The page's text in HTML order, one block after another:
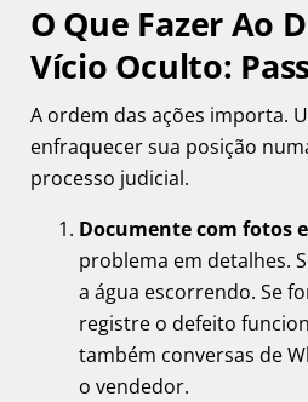
O Que Fazer Ao
Vício Oculto:
A ordem das ações importa.
enfraquecer sua posição
processo judicial.
Documente com fotos
problema em detalhes.
a água escorrendo. Se
registre o defeito
também conversas de
o vendedor.